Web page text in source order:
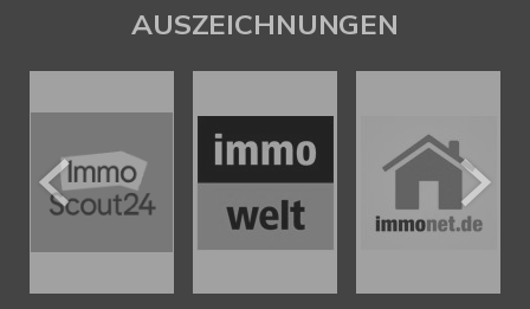
AUSZEICHNUNGEN